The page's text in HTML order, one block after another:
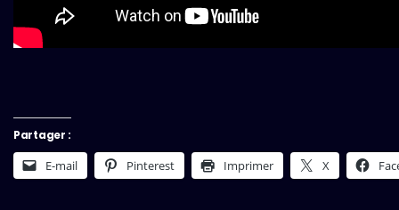
Partager :
E-mail Pinterest Imprimer X